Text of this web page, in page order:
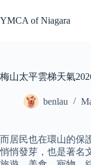
to
content
YMCA of Niagara
梅山太平雲梯天氣
benlau
而居民也在環山的保
悄悄發芽，也是著名